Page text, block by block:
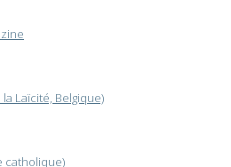
Laïcité, Belgique)
catholique)